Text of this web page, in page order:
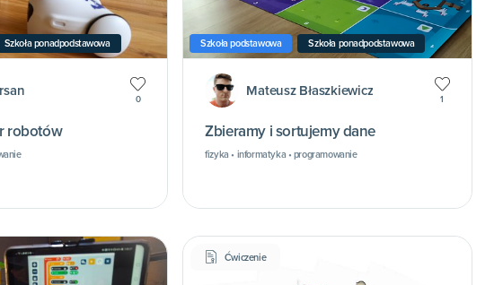
Szkoła ponadpodstawowa
0
robotów
Szkoła podstawowa Szkoła ponadpodstawowa
Mateusz Błaszkiewicz
1
Zbieramy i sortujemy dane
fizyka • informatyka • programowanie
Ćwiczenie